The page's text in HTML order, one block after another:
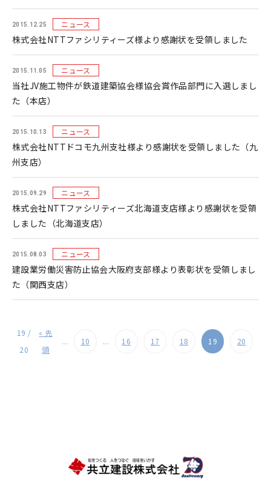
2015.12.25 ニュース
株式会社NTTファシリティーズ様より感謝状を受領しました
2015.11.05 ニュース
当社JV施工物件が鉄道建築協会様協会賞作品部門に入選しまし
た（本店）
2015.10.13 ニュース
株式会社NTTドコモ九州支社様より感謝状を受領しました（九
州支店）
2015.09.29 ニュース
株式会社NTTファシリティーズ北海道支店様より感謝状を受領
しました（北海道支店）
2015.08.03 ニュース
建設業労働災害防止協会大阪府支部様より表彰状を受領しまし
た（関西支店）
19 /
20
« 先
頭
... 10 ... 16 17 18 19 20